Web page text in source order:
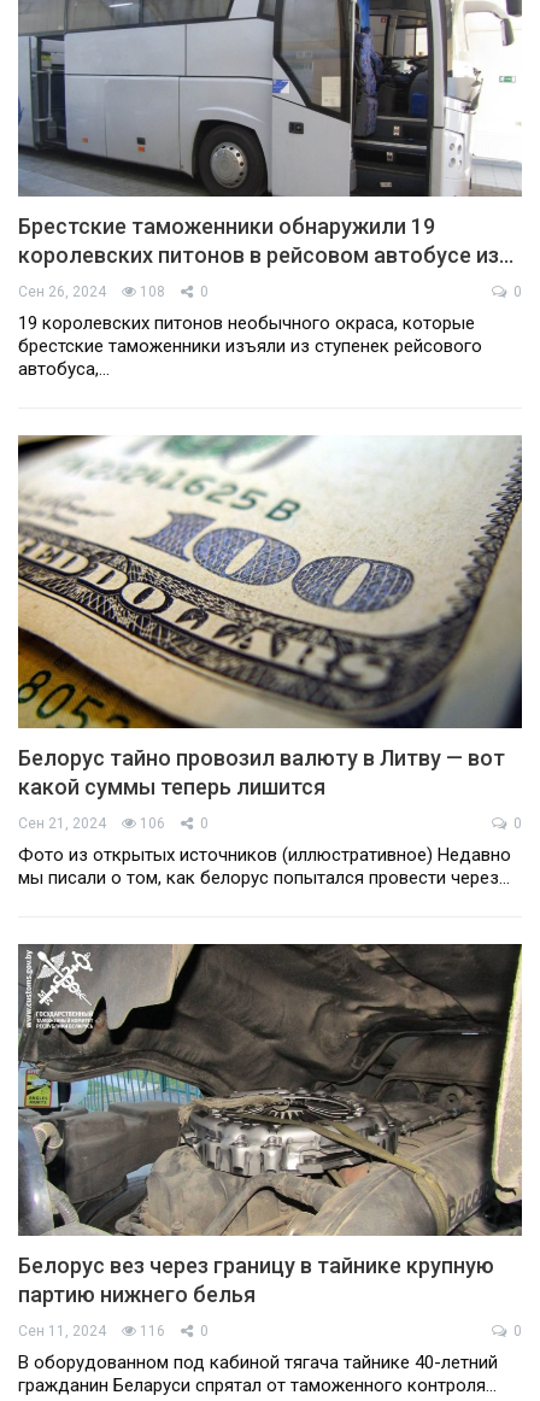
Брестские таможенники обнаружили 19
королевских питонов в рейсовом автобусе из…
Сен 26, 2024 108 0 0
19 королевских питонов необычного окраса, которые
брестские таможенники изъяли из ступенек рейсового
автобуса,…
Белорус тайно провозил валюту в Литву — вот
какой суммы теперь лишится
Сен 21, 2024 106 0 0
Фото из открытых источников (иллюстративное) Недавно
мы писали о том, как белорус попытался провести через…
Белорус вез через границу в тайнике крупную
партию нижнего белья
Сен 11, 2024 116 0 0
В оборудованном под кабиной тягача тайнике 40-летний
гражданин Беларуси спрятал от таможенного контроля…